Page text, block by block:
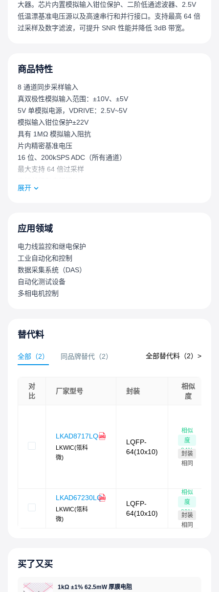
大器。芯片内置模拟输入钳位保护、二阶低通滤波器、2.5V
低温漂基准电压源以及高速串行和并行接口。支持最高 64 倍
过采样及数字滤波，可提升 SNR 性能并降低 3dB 带宽。
商品特性
8 通道同步采样输入
真双极性模拟输入范围：±10V、±5V
5V 单模拟电源，VDRIVE：2.5V~5V
模拟输入钳位保护±22V
具有 1MΩ 模拟输入阻抗
片内精密基准电压
16 位、200kSPS ADC（所有通道）
最大支持 64 倍过采样
工作温度：-40℃~+85℃
展开
应用领域
电力线监控和继电保护
工业自动化和控制
数据采集系统（DAS）
自动化测试设备
多相电机控制
替代料
全部 （2） 同品牌替代 （2） 全部替代料（2）>
对
比
厂家型号 封装
相似
度
LKAD8717LQ
LKWIC(瓴科
微)
LQFP-
64(10x10)
相似
度
84%
封装
相同
LKAD67230LQ
LKWIC(瓴科
微)
LQFP-
64(10x10)
相似
度
80%
封装
相同
买了又买
1kΩ ±1% 62.5mW 厚膜电阻